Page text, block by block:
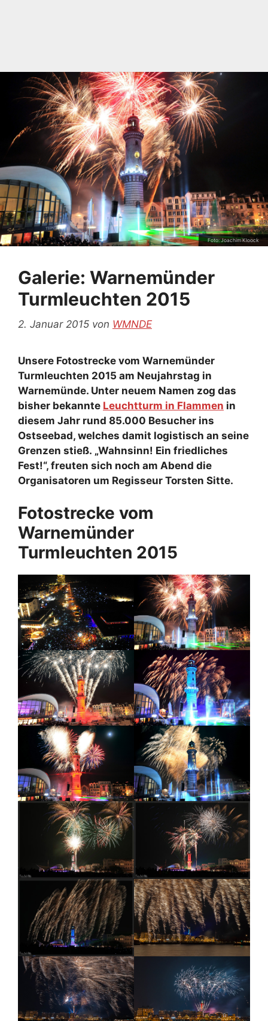
Foto: Joachim Kloock
Galerie: Warnemünder
Turmleuchten 2015
2. Januar 2015 von WMNDE
Unsere Fotostrecke vom Warnemünder
Turmleuchten 2015 am Neujahrstag in
Warnemünde. Unter neuem Namen zog das
bisher bekannte Leuchtturm in Flammen in
diesem Jahr rund 85.000 Besucher ins
Ostseebad, welches damit logistisch an seine
Grenzen stieß. „Wahnsinn! Ein friedliches
Fest!“, freuten sich noch am Abend die
Organisatoren um Regisseur Torsten Sitte.
Fotostrecke vom
Warnemünder
Turmleuchten 2015